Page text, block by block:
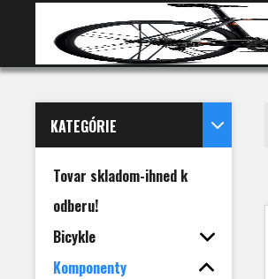
KATEGÓRIE
Tovar skladom-ihned k
odberu!
Bicykle
Komponenty